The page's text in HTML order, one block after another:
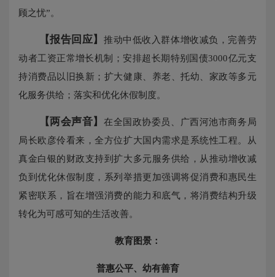
顾之忧”。
【报告回应】 推动中低收入群体增收减负，完善劳
动者工资正常增长机制；安排超长期特别国债3000亿元支
持消费品以旧换新；扩大健康、养老、托幼、家政等多元
化服务供给；落实和优化休假制度。
【两会声音】 在全国政协委员、广西河池市商务局
局长欧彦伶看来，全方位扩大国内需求是系统性工程。从
真金白银的财政支持到扩大多元服务供给，从推动增收减
负到优化休假制度，系列举措更加强调将促消费和惠民生
紧密联系，旨在增强消费的能力和底气，将消费结构升级
转化为可感可知的生活改善。
教育图景：
普惠公平、幼有善育